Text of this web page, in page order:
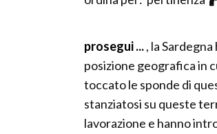
prosegui ..., la
posizione geografica in
toccato le sponde di
stanziatosi su queste
lavorazione e hanno